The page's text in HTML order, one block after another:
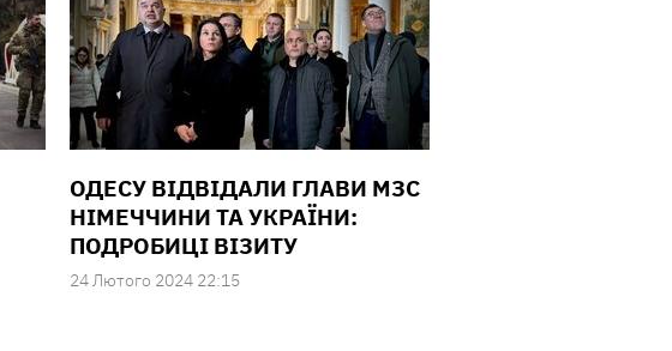
ОДЕСУ ВІДВІДАЛИ ГЛАВИ МЗС
НІМЕЧЧИНИ ТА УКРАЇНИ:
ПОДРОБИЦІ ВІЗИТУ
24 Лютого 2024 22:15